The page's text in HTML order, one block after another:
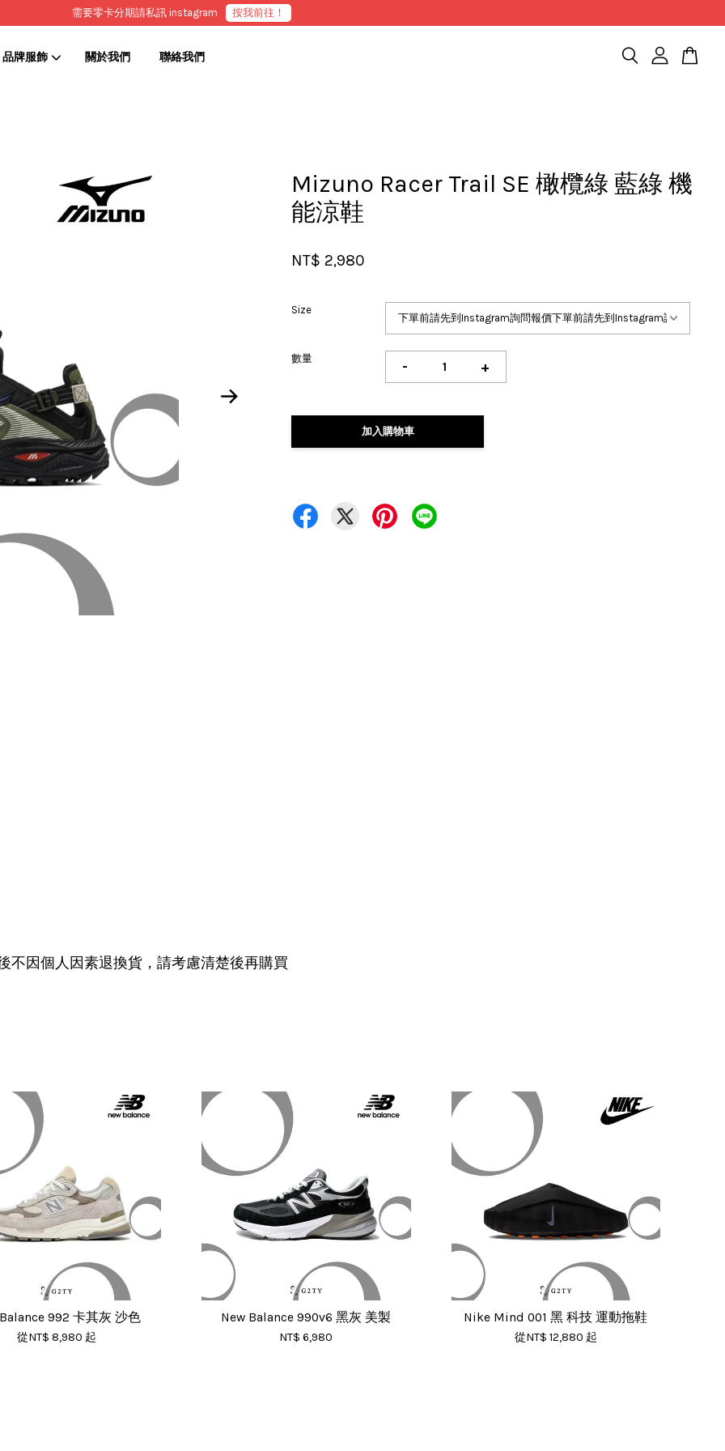
需要零卡分期請私訊 instagram 按我前往！
品牌服飾 關於我們 聯絡我們
Mizuno Racer Trail SE 橄欖綠 藍綠 機
能涼鞋
NT$ 2,980
Size
數量 - +
加入購物車
不因個人因素退換貨，請考慮清楚後再購買
992 卡其灰 沙色
從NT$ 8,980 起
New Balance 990v6 黑灰 美製
NT$ 6,980
Nike Mind 001 黑 科技 運動拖鞋
從NT$ 12,880 起